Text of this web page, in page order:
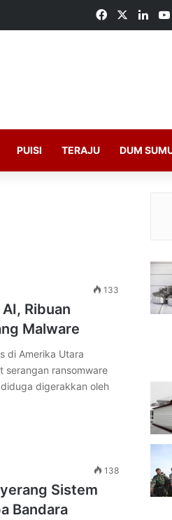
Facebook
PUISI TERAJU DUM
133
Ribuan
Malware
di Amerika Utara
serangan ransomware
digerakkan oleh
138
Sistem
Bandara